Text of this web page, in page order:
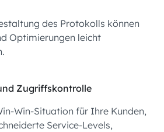
des Protokolls können
Optimierungen leicht
Zugriffskontrolle
Win-Situation für Ihre Kunden,
Service-Levels,